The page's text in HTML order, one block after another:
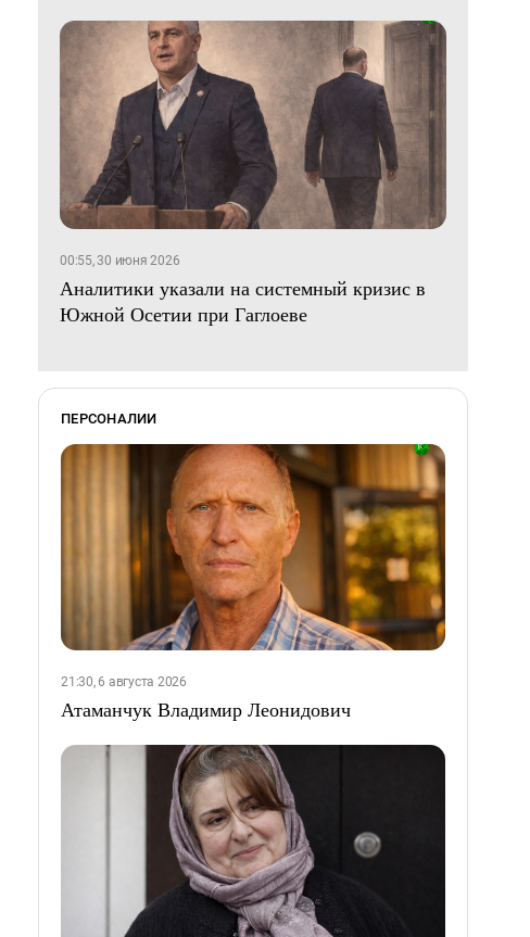
00:55, 30 июня 2026
Аналитики указали на системный кризис в
Южной Осетии при Гаглоеве
ПЕРСОНАЛИИ
21:30, 6 августа 2026
Атаманчук Владимир Леонидович